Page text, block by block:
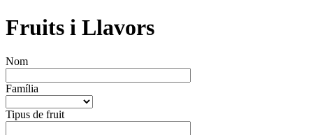
Fruits i Llavors
Nom
Família
Tipus de fruit